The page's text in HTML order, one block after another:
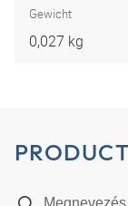
Gewicht
0,027 kg